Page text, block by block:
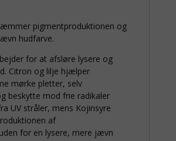
pigmentproduktionen og
hudfarve.
for at afsløre lysere og
Citron og lilje hjælper
mørke pletter, selv
beskytte mod frie radikaler
UV stråler, mens Kojinsyre
af
for en lysere, mere jævn